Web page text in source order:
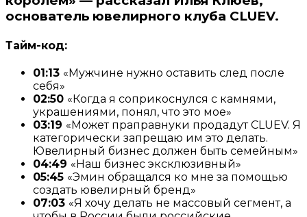
основатель ювелирного клуба CLUEV.
Тайм-код:
01:13 «Мужчине нужно оставить след после
себя»
02:50 «Когда я соприкоснулся с камнями,
украшениями, понял, что это мое»
03:19 «Может праправнуки продадут CLUEV. Я
категорически запрещаю им это делать.
Ювелирный бизнес должен быть семейным»
04:49 «Наш бизнес эксклюзивный»
05:45 «Эмин обращался ко мне за помощью
создать ювелирный бренд»
07:03 «Я хочу делать не массовый сегмент, а